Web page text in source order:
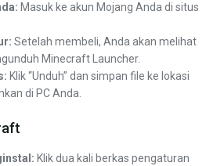
Masuk ke akun Mojang Anda di situs
Setelah membeli, Anda akan melihat
Minecraft Launcher.
Klik “Unduh” dan simpan file ke lokasi
di PC Anda.
Klik dua kali berkas pengaturan